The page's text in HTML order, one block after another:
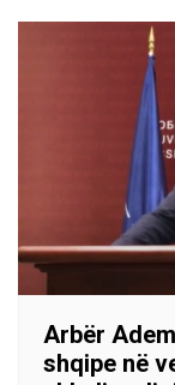
Arbër
shqipe në